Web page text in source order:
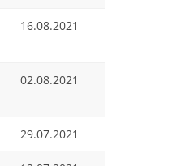
16.08.2021
02.08.2021
29.07.2021